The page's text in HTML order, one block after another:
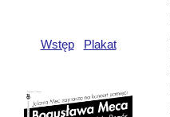
Wstęp Plakat